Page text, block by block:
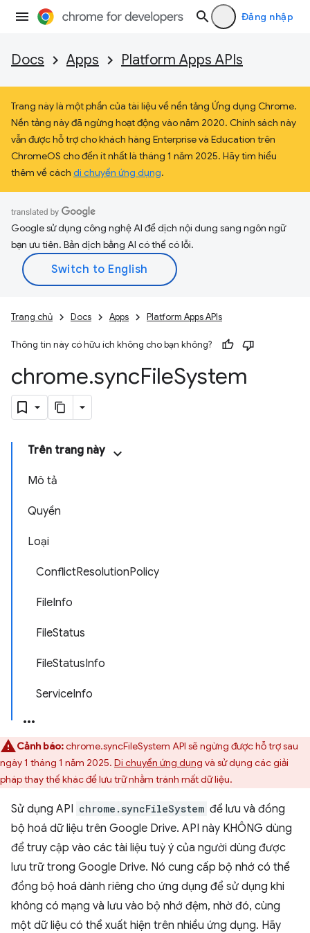
Đăng nhập
Docs Apps Platform Apps APIs
Trang này là một phần của tài liệu về nền tảng Ứng dụng Chrome.
Nền tảng này đã ngừng hoạt động vào năm 2020. Chính sách này
vẫn được hỗ trợ cho khách hàng Enterprise và Education trên
ChromeOS cho đến ít nhất là tháng 1 năm 2025. Hãy tìm hiểu
thêm về cách di chuyển ứng dụng.
Google sử dụng công nghệ AI để dịch nội dung sang ngôn ngữ
bạn ưu tiên. Bản dịch bằng AI có thể có lỗi.
Trang chủ Docs Apps Platform Apps APIs
Thông tin này có hữu ích không cho bạn không?
chrome.syncFileSystem
Trên trang này
Mô tả
Quyền
Loại
ConflictResolutionPolicy
FileInfo
FileStatus
FileStatusInfo
ServiceInfo
Cảnh báo:chrome.syncFileSystem API sẽ ngừng được hỗ trợ sau
ngày 1 tháng 1 năm 2025. Di chuyển ứng dụng và sử dụng các giải
pháp thay thế khác để lưu trữ nhằm tránh mất dữ liệu.
Sử dụng API chrome.syncFileSystem để lưu và đồng
bộ hoá dữ liệu trên Google Drive. API này KHÔNG dùng
để truy cập vào các tài liệu tuỳ ý của người dùng được
lưu trữ trong Google Drive. Nó cung cấp bộ nhớ có thể
đồng bộ hoá dành riêng cho ứng dụng để sử dụng khi
không có mạng và lưu vào bộ nhớ đệm, nhờ đó, cùng
một dữ liệu có thể xuất hiện trên nhiều ứng dụng. Hãy